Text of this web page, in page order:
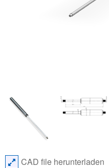
CAD file herunterladen